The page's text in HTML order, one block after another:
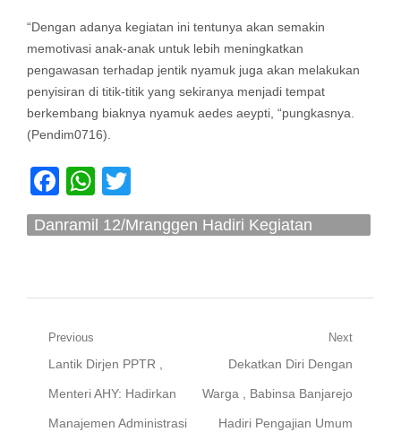
“Dengan adanya kegiatan ini tentunya akan semakin
memotivasi anak-anak untuk lebih meningkatkan
pengawasan terhadap jentik nyamuk juga akan melakukan
penyisiran di titik-titik yang sekiranya menjadi tempat
berkembang biaknya nyamuk aedes aeypti, “pungkasnya.
(Pendim0716).
Facebook
WhatsApp
Danramil 12/Mranggen Hadiri Kegiatan
Navigasi
pos
Previous
Previous
post:
Lantik Dirjen PPTR ,
Menteri AHY: Hadirkan
Manajemen Administrasi
Next
Next
post:
Dekatkan Diri Dengan
Warga , Babinsa Banjarejo
Hadiri Pengajian Umum